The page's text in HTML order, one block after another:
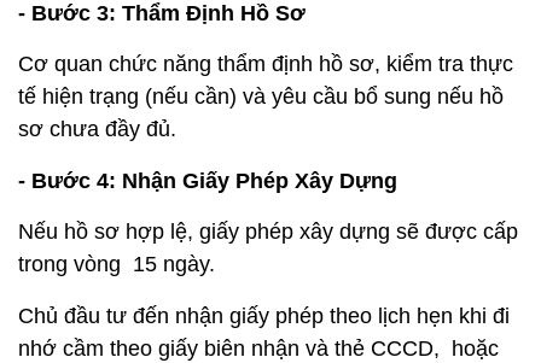
- Bước 3: Thẩm Định Hồ Sơ
Cơ quan chức năng thẩm định hồ sơ, kiểm tra thực
tế hiện trạng (nếu cần) và yêu cầu bổ sung nếu hồ
sơ chưa đầy đủ.
- Bước 4: Nhận Giấy Phép Xây Dựng
Nếu hồ sơ hợp lệ, giấy phép xây dựng sẽ được cấp
trong vòng 15 ngày.
Chủ đầu tư đến nhận giấy phép theo lịch hẹn khi đi
nhớ cầm theo giấy biên nhận và thẻ CCCD, hoặc